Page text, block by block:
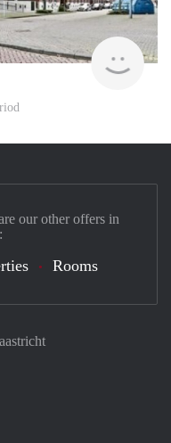
our other offers in
Rooms